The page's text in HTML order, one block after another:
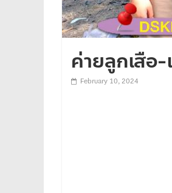
ค่ายลูกเสือ
February 10, 2024